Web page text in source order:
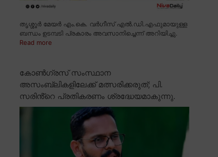
തൃശ്ശൂർ മേയർ എം.കെ. വർഗീസ് എൽ.ഡി.എഫുമായുള്ള
ബന്ധം ഉടമ്പടി പ്രകാരം അവസാനിച്ചെന്ന് അറിയിച്ചു.
Read more
കോൺഗ്രസ് സംസ്ഥാന
അസംബ്ലികളിലേക്ക് മത്സരിക്കരുത്; പി.
സരിൻ്റെ പ്രതികരണം ശ്രദ്ധേയമാകുന്നു.